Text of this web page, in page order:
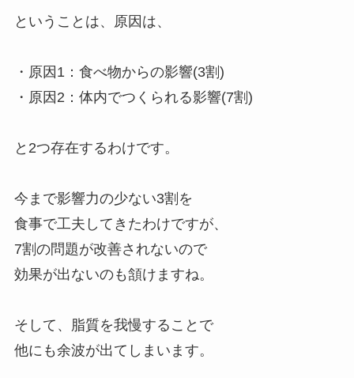
ということは、原因は、
・原因1：食べ物からの影響(3割)
・原因2：体内でつくられる影響(7割)
と2つ存在するわけです。
今まで影響力の少ない3割を
食事で工夫してきたわけですが、
7割の問題が改善されないので
効果が出ないのも頷けますね。
そして、脂質を我慢することで
他にも余波が出てしまいます。